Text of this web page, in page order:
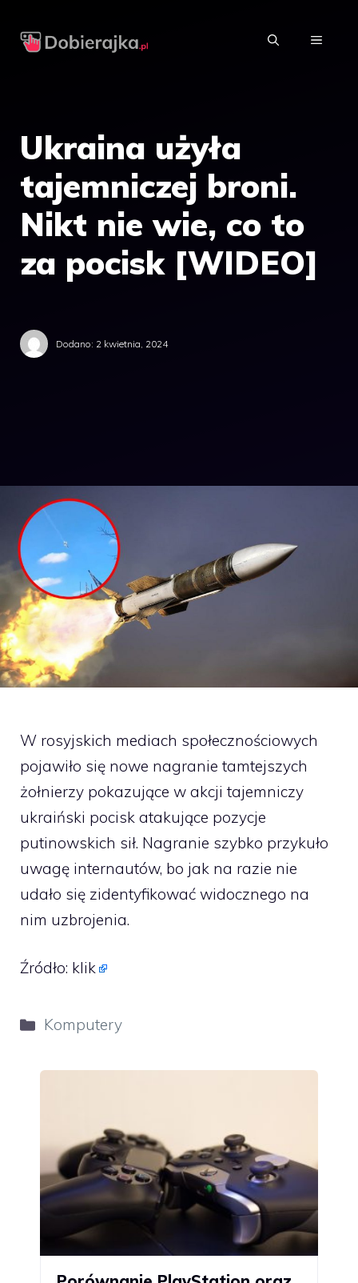
MENU
Ukraina użyła
tajemniczej broni.
Nikt nie wie, co to
za pocisk [WIDEO]
Dodano: 2 kwietnia, 2024
W rosyjskich mediach społecznościowych
pojawiło się nowe nagranie tamtejszych
żołnierzy pokazujące w akcji tajemniczy
ukraiński pocisk atakujące pozycje
putinowskich sił. Nagranie szybko przykuło
uwagę internautów, bo jak na razie nie
udało się zidentyfikować widocznego na
nim uzbrojenia.
Źródło: klik
Kategorie
Komputery